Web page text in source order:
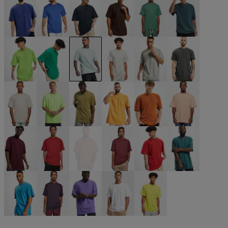
blau blau blau braun grün grün
grün grün grün grau grau grau
grau neongrün orange orange orange
rot rot rot rot rot